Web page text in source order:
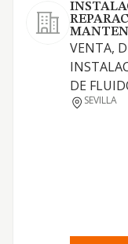
VENTA,
DE
SEVILLA